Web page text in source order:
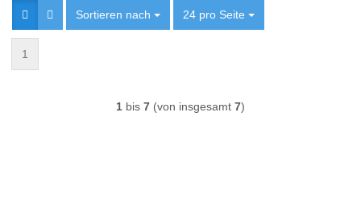
Sortieren nach
Sortieren nach 24 pro Seite
pro Seite
1
1 bis 7 (von insgesamt 7)